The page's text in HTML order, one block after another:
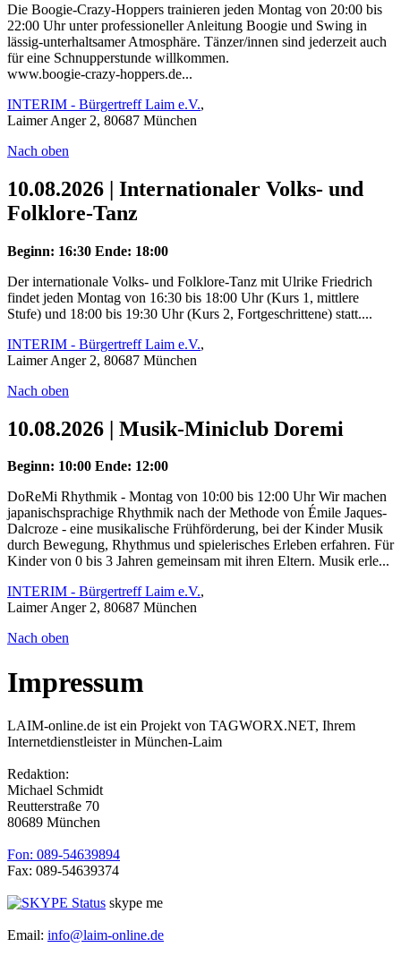
Die Boogie-Crazy-Hoppers trainieren jeden Montag von 20:00 bis
22:00 Uhr unter professioneller Anleitung Boogie und Swing in
lässig-unterhaltsamer Atmosphäre. Tänzer/innen sind jederzeit auch
für eine Schnupperstunde willkommen.
www.boogie-crazy-hoppers.de...
INTERIM - Bürgertreff Laim e.V.,
Laimer Anger 2, 80687 München
Nach oben
10.08.2026 | Internationaler Volks- und
Folklore-Tanz
Beginn: 16:30 Ende: 18:00
Der internationale Volks- und Folklore-Tanz mit Ulrike Friedrich
findet jeden Montag von 16:30 bis 18:00 Uhr (Kurs 1, mittlere
Stufe) und 18:00 bis 19:30 Uhr (Kurs 2, Fortgeschrittene) statt....
INTERIM - Bürgertreff Laim e.V.,
Laimer Anger 2, 80687 München
Nach oben
10.08.2026 | Musik-Miniclub Doremi
Beginn: 10:00 Ende: 12:00
DoReMi Rhythmik - Montag von 10:00 bis 12:00 Uhr Wir machen
japanischsprachige Rhythmik nach der Methode von Émile Jaques-
Dalcroze - eine musikalische Frühförderung, bei der Kinder Musik
durch Bewegung, Rhythmus und spielerisches Erleben erfahren. Für
Kinder von 0 bis 3 Jahren gemeinsam mit ihren Eltern. Musik erle...
INTERIM - Bürgertreff Laim e.V.,
Laimer Anger 2, 80687 München
Nach oben
Impressum
LAIM-online.de ist ein Projekt von TAGWORX.NET, Ihrem
Internetdienstleister in München-Laim
Redaktion:
Michael Schmidt
Reutterstraße 70
80689 München
Fon: 089-54639894
Fax: 089-54639374
skype me
Email: info@laim-online.de